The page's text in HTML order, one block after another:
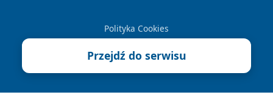
Polityka Cookies
Przejdź do serwisu